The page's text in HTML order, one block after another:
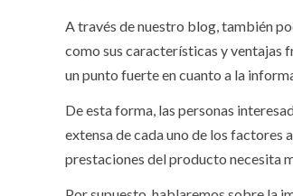
A través de nuestro blog, también
como sus características y ventajas
un punto fuerte en cuanto a la
De esta forma, las personas
extensa de cada uno de los factores
prestaciones del producto necesita